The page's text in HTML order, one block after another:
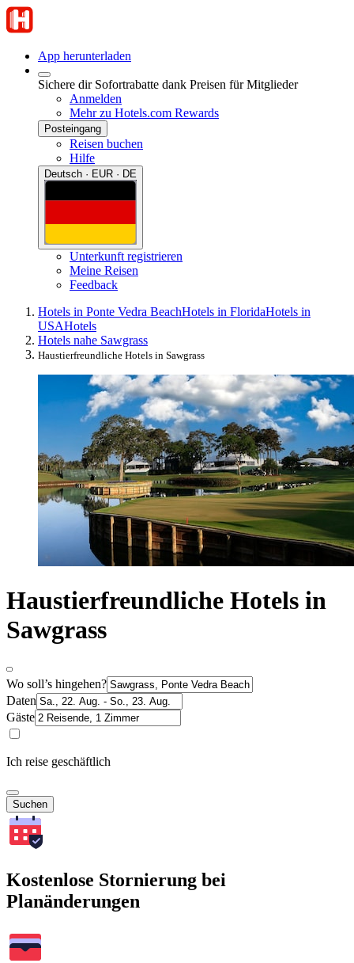
App herunterladen
Sichere dir Sofortrabatte dank Preisen für Mitglieder
Anmelden
Mehr zu Hotels.com Rewards
Posteingang
Reisen buchen
Hilfe
Deutsch · EUR · DE
Unterkunft registrieren
Meine Reisen
Feedback
Hotels in Ponte Vedra BeachHotels in FloridaHotels in
USAHotels
Hotels nahe Sawgrass
Haustierfreundliche Hotels in Sawgrass
Haustierfreundliche Hotels in
Sawgrass
Wo soll’s hingehen?
Daten
Gäste
Ich reise geschäftlich
Suchen
Kostenlose Stornierung bei
Planänderungen